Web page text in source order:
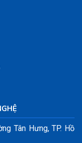
Tân Hưng, TP. Hồ